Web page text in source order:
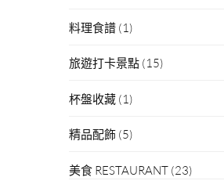
料理食譜 (1)
旅遊打卡景點 (15)
杯盤收藏 (1)
精品配飾 (5)
美食 RESTAURANT (23)